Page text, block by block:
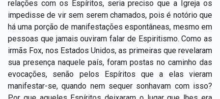
relações com os Espíritos, seria preciso que a Igreja os
impedisse de vir sem serem chamados, pois é notório que
há uma porção de manifestações espontâneas, mesmo em
pessoas que jamais ouviram falar de Espiritismo. Como as
irmãs Fox, nos Estados Unidos, as primeiras que revelaram
sua presença naquele país, foram postas no caminho das
evocações, senão pelos Espíritos que a elas vieram
manifestar-se, quando nem sequer sonhavam com isso?